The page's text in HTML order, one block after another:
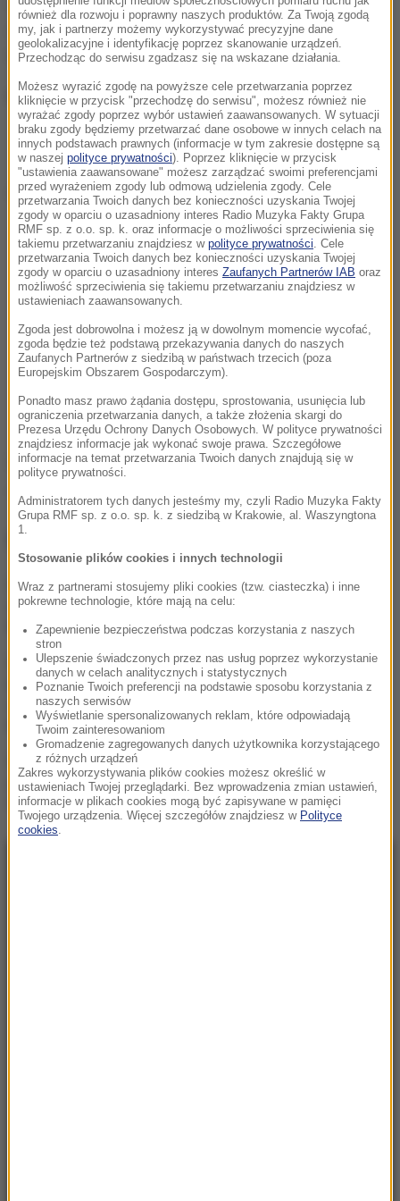
czy nie. Był to fachowiec- powiedział PAP Bartosz
Izdebski z biura prasowego małopolskiej policji.
Mężczyzna spadł z wysokości kilkunastu metrów.
Dalsza część artykułu pod materiałem video:
Źródło: PAP
NAJWAŻNIEJSZE FAKTY
Śmiertelny wypadek z
udziałem ciągnika w
Małopolsce
Do czterech razy sztuka?
Łukasz Gibała znowu chce
Krakowa
pogryzione przez psa.
Wezwano LPR
również dla rozwoju i poprawny naszych produktów. Za Twoją zgodą
my, jak i partnerzy możemy wykorzystywać precyzyjne dane
geolokalizacyjne i identyfikację poprzez skanowanie urządzeń.
Przechodząc do serwisu zgadzasz się na wskazane działania.
Możesz wyrazić zgodę na powyższe cele przetwarzania poprzez
kliknięcie w przycisk "przechodzę do serwisu", możesz również nie
wyrażać zgody poprzez wybór ustawień zaawansowanych. W sytuacji
braku zgody będziemy przetwarzać dane osobowe w innych celach na
innych podstawach prawnych (informacje w tym zakresie dostępne są
w naszej polityce prywatności). Poprzez kliknięcie w przycisk
"ustawienia zaawansowane" możesz zarządzać swoimi preferencjami
przed wyrażeniem zgody lub odmową udzielenia zgody. Cele
przetwarzania Twoich danych bez konieczności uzyskania Twojej
zgody w oparciu o uzasadniony interes Radio Muzyka Fakty Grupa
RMF sp. z o.o. sp. k. oraz informacje o możliwości sprzeciwienia się
takiemu przetwarzaniu znajdziesz w polityce prywatności. Cele
przetwarzania Twoich danych bez konieczności uzyskania Twojej
zgody w oparciu o uzasadniony interes Zaufanych Partnerów IAB oraz
możliwość sprzeciwienia się takiemu przetwarzaniu znajdziesz w
ustawieniach zaawansowanych.
Zgoda jest dobrowolna i możesz ją w dowolnym momencie wycofać,
zgoda będzie też podstawą przekazywania danych do naszych
Zaufanych Partnerów z siedzibą w państwach trzecich (poza
Europejskim Obszarem Gospodarczym).
Ponadto masz prawo żądania dostępu, sprostowania, usunięcia lub
ograniczenia przetwarzania danych, a także złożenia skargi do
Prezesa Urzędu Ochrony Danych Osobowych. W polityce prywatności
znajdziesz informacje jak wykonać swoje prawa. Szczegółowe
informacje na temat przetwarzania Twoich danych znajdują się w
polityce prywatności.
Administratorem tych danych jesteśmy my, czyli Radio Muzyka Fakty
Grupa RMF sp. z o.o. sp. k. z siedzibą w Krakowie, al. Waszyngtona
1.
Stosowanie plików cookies i innych technologii
Wraz z partnerami stosujemy pliki cookies (tzw. ciasteczka) i inne
pokrewne technologie, które mają na celu:
Zapewnienie bezpieczeństwa podczas korzystania z naszych
stron
Ulepszenie świadczonych przez nas usług poprzez wykorzystanie
danych w celach analitycznych i statystycznych
Poznanie Twoich preferencji na podstawie sposobu korzystania z
naszych serwisów
Wyświetlanie spersonalizowanych reklam, które odpowiadają
Twoim zainteresowaniom
Gromadzenie zagregowanych danych użytkownika korzystającego
z różnych urządzeń
Zakres wykorzystywania plików cookies możesz określić w
ustawieniach Twojej przeglądarki. Bez wprowadzenia zmian ustawień,
informacje w plikach cookies mogą być zapisywane w pamięci
Twojego urządzenia. Więcej szczegółów znajdziesz w Polityce
cookies.